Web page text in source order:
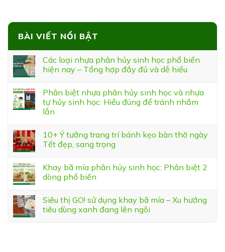
BÀI VIẾT NỔI BẬT
Các loại nhựa phân hủy sinh học phổ biến
hiện nay – Tổng hợp đầy đủ và dễ hiểu
Phân biệt nhựa phân hủy sinh học và nhựa
tự hủy sinh học: Hiểu đúng để tránh nhầm
lẫn
10+ Ý tưởng trang trí bánh kẹo bàn thờ ngày
Tết đẹp, sang trọng
Khay bã mía phân hủy sinh học: Phân biệt 2
dòng phổ biến
Siêu thị GO! sử dụng khay bã mía – Xu hướng
tiêu dùng xanh đang lên ngôi